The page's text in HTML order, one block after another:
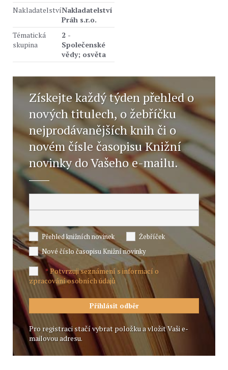
NakladatelstvíNakladatelství
Práh s.r.o.
Tématická
skupina
2 -
Společenské
vědy; osvěta
Získejte každý týden přehled o
nových titulech, o žebříčku
nejprodávanějších knih či o
novém čísle časopisu Knižní
novinky do Vašeho e-mailu.
Přehled knižních novinek
Žebříček
Nové číslo časopisu Knižní novinky
*Potvrzuji seznámení s informací o
zpracování osobních údajů
Pro registraci stačí vybrat položku a vložit Vaši e-
mailovou adresu.